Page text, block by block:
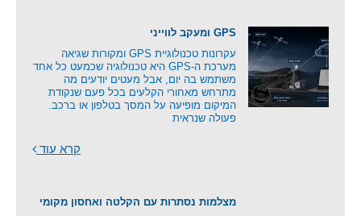
GPS ומעקב לווייני
עקרונות טכנולוגיית GPS ומקורות שגיאה
מערכת ה-GPS היא טכנולוגיה שכמעט כל אחד
משתמש בה יום, אבל מעטים יודעים מה
מתרחש מאחורי הקלעים בכל פעם שנקודת
המיקום מופיעה על המסך בטלפון או ברכב.
פעולה שנראית
קרא עוד
מצלמות נסתרות עם הקלטה ואחסון מקומי